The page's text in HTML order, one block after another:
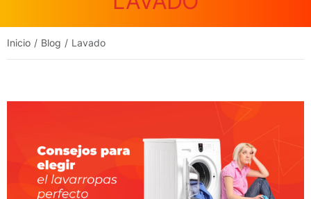
Inicio Blog Lavado